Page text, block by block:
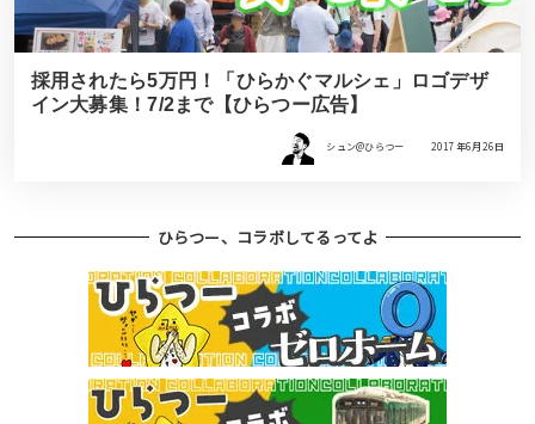
採用されたら5万円！「ひらかぐマルシェ」ロゴデザ
イン大募集！7/2まで【ひらつー広告】
シュン@ひらつー 2017年6月26日
ひらつー、コラボしてるってよ